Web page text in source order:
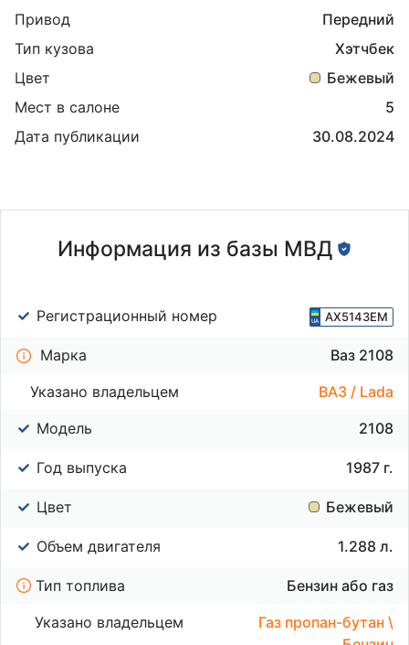
Привод
Передний
Тип кузова
Хэтчбек
Цвет
Бежевый
Мест в салоне
5
Дата публикации
30.08.2024
Информация из базы МВД
Регистрационный номер AX5143EM
Марка
Ваз 2108
Указано владельцем
ВАЗ / Lada
Модель
2108
Год выпуска 1987 г.
Цвет Бежевый
Объем двигателя 1.288 л.
Тип топлива
Бензин або газ
Указано владельцем
Газ пропан-бутан \